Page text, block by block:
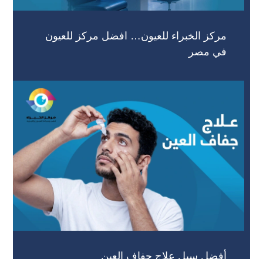
مركز الخبراء للعيون… افضل مركز للعيون
في مصر
أفضل سبل علاج جفاف العين